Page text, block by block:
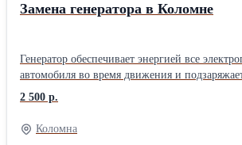
Замена генератора в Коломне
Генератор обеспечивает энергией все
автомобиля во время движения и
неисправность может привести к самым
последствиям – от внезапной остановки
строя дорогостоящей электроники. Признаки, указывающие на
необходимость замены генератора: 🔆
2 500 р.
Коломна